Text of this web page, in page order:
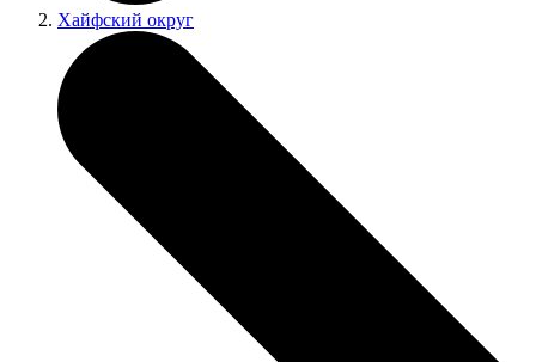
Хайфский округ